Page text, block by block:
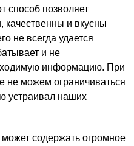
способ позволяет
качественны и вкусны
не всегда удается
и не
информацию. При
не можем ограничиваться
устраивал наших
содержать огромное